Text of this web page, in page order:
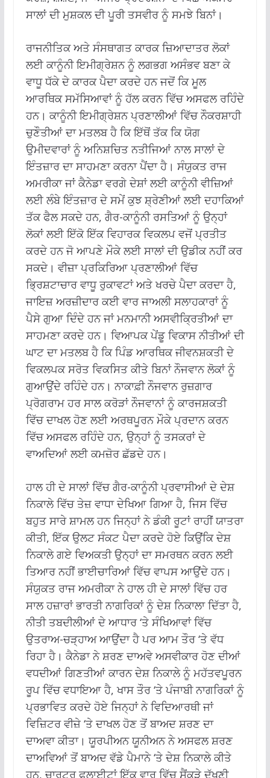
ਸਾਲਾਂ ਦੀ ਮੁਸ਼ਕਲ ਦੀ ਪੂਰੀ ਤਸਵੀਰ ਨੂੰ ਸਮਝੇ ਬਿਨਾਂ।
ਰਾਜਨੀਤਿਕ ਅਤੇ ਸੰਸਥਾਗਤ ਕਾਰਕ ਜ਼ਿਆਦਾਤਰ ਲੋਕਾਂ
ਲਈ ਕਾਨੂੰਨੀ ਇਮੀਗ੍ਰੇਸ਼ਨ ਨੂੰ ਲਗਭਗ ਅਸੰਭਵ ਬਣਾ ਕੇ
ਵਾਧੂ ਧੱਕੇ ਦੇ ਕਾਰਕ ਪੈਦਾ ਕਰਦੇ ਹਨ ਜਦੋਂ ਕਿ ਮੂਲ
ਆਰਥਿਕ ਸਮੱਸਿਆਵਾਂ ਨੂੰ ਹੱਲ ਕਰਨ ਵਿੱਚ ਅਸਫਲ ਰਹਿੰਦੇ
ਹਨ। ਕਾਨੂੰਨੀ ਇਮੀਗ੍ਰੇਸ਼ਨ ਪ੍ਰਣਾਲੀਆਂ ਵਿੱਚ ਨੌਕਰਸ਼ਾਹੀ
ਚੁਣੌਤੀਆਂ ਦਾ ਮਤਲਬ ਹੈ ਕਿ ਇੱਥੋਂ ਤੱਕ ਕਿ ਯੋਗ
ਉਮੀਦਵਾਰਾਂ ਨੂੰ ਅਨਿਸ਼ਚਿਤ ਨਤੀਜਿਆਂ ਨਾਲ ਸਾਲਾਂ ਦੇ
ਇੰਤਜ਼ਾਰ ਦਾ ਸਾਹਮਣਾ ਕਰਨਾ ਪੈਂਦਾ ਹੈ। ਸੰਯੁਕਤ ਰਾਜ
ਅਮਰੀਕਾ ਜਾਂ ਕੈਨੇਡਾ ਵਰਗੇ ਦੇਸ਼ਾਂ ਲਈ ਕਾਨੂੰਨੀ ਵੀਜ਼ਿਆਂ
ਲਈ ਲੰਬੇ ਇੰਤਜ਼ਾਰ ਦੇ ਸਮੇਂ ਕੁਝ ਸ਼੍ਰੇਣੀਆਂ ਲਈ ਦਹਾਕਿਆਂ
ਤੱਕ ਫੈਲ ਸਕਦੇ ਹਨ, ਗੈਰ-ਕਾਨੂੰਨੀ ਰਸਤਿਆਂ ਨੂੰ ਉਨ੍ਹਾਂ
ਲੋਕਾਂ ਲਈ ਇੱਕੋ ਇੱਕ ਵਿਹਾਰਕ ਵਿਕਲਪ ਵਜੋਂ ਪ੍ਰਤੀਤ
ਕਰਦੇ ਹਨ ਜੋ ਆਪਣੇ ਮੌਕੇ ਲਈ ਸਾਲਾਂ ਦੀ ਉਡੀਕ ਨਹੀਂ ਕਰ
ਸਕਦੇ। ਵੀਜ਼ਾ ਪ੍ਰਕਿਰਿਆ ਪ੍ਰਣਾਲੀਆਂ ਵਿੱਚ
ਭ੍ਰਿਸ਼ਟਾਚਾਰ ਵਾਧੂ ਰੁਕਾਵਟਾਂ ਅਤੇ ਖਰਚੇ ਪੈਦਾ ਕਰਦਾ ਹੈ,
ਜਾਇਜ਼ ਅਰਜ਼ੀਦਾਰ ਕਈ ਵਾਰ ਜਾਅਲੀ ਸਲਾਹਕਾਰਾਂ ਨੂੰ
ਪੈਸੇ ਗੁਆ ਦਿੰਦੇ ਹਨ ਜਾਂ ਮਨਮਾਨੀ ਅਸਵੀਕ੍ਰਿਤੀਆਂ ਦਾ
ਸਾਹਮਣਾ ਕਰਦੇ ਹਨ। ਵਿਆਪਕ ਪੇਂਡੂ ਵਿਕਾਸ ਨੀਤੀਆਂ ਦੀ
ਘਾਟ ਦਾ ਮਤਲਬ ਹੈ ਕਿ ਪਿੰਡ ਆਰਥਿਕ ਜੀਵਨਸ਼ਕਤੀ ਦੇ
ਵਿਕਲਪਕ ਸਰੋਤ ਵਿਕਸਿਤ ਕੀਤੇ ਬਿਨਾਂ ਨੌਜਵਾਨ ਲੋਕਾਂ ਨੂੰ
ਗੁਆਉਂਦੇ ਰਹਿੰਦੇ ਹਨ। ਨਾਕਾਫ਼ੀ ਨੌਜਵਾਨ ਰੁਜ਼ਗਾਰ
ਪ੍ਰੋਗਰਾਮ ਹਰ ਸਾਲ ਕਰੋੜਾਂ ਨੌਜਵਾਨਾਂ ਨੂੰ ਕਾਰਜਸ਼ਕਤੀ
ਵਿੱਚ ਦਾਖਲ ਹੋਣ ਲਈ ਅਰਥਪੂਰਨ ਮੌਕੇ ਪ੍ਰਦਾਨ ਕਰਨ
ਵਿੱਚ ਅਸਫਲ ਰਹਿੰਦੇ ਹਨ, ਉਨ੍ਹਾਂ ਨੂੰ ਤਸਕਰਾਂ ਦੇ
ਵਾਅਦਿਆਂ ਲਈ ਕਮਜ਼ੋਰ ਛੱਡਦੇ ਹਨ।
ਹਾਲ ਹੀ ਦੇ ਸਾਲਾਂ ਵਿੱਚ ਗੈਰ-ਕਾਨੂੰਨੀ ਪ੍ਰਵਾਸੀਆਂ ਦੇ ਦੇਸ਼
ਨਿਕਾਲੇ ਵਿੱਚ ਤੇਜ਼ ਵਾਧਾ ਦੇਖਿਆ ਗਿਆ ਹੈ, ਜਿਸ ਵਿੱਚ
ਬਹੁਤ ਸਾਰੇ ਸ਼ਾਮਲ ਹਨ ਜਿਨ੍ਹਾਂ ਨੇ ਡੰਕੀ ਰੂਟਾਂ ਰਾਹੀਂ ਯਾਤਰਾ
ਕੀਤੀ, ਇੱਕ ਉਲਟ ਸੰਕਟ ਪੈਦਾ ਕਰਦੇ ਹੋਏ ਕਿਉਂਕਿ ਦੇਸ਼
ਨਿਕਾਲੇ ਗਏ ਵਿਅਕਤੀ ਉਨ੍ਹਾਂ ਦਾ ਸਮਰਥਨ ਕਰਨ ਲਈ
ਤਿਆਰ ਨਹੀਂ ਭਾਈਚਾਰਿਆਂ ਵਿੱਚ ਵਾਪਸ ਆਉਂਦੇ ਹਨ।
ਸੰਯੁਕਤ ਰਾਜ ਅਮਰੀਕਾ ਨੇ ਹਾਲ ਹੀ ਦੇ ਸਾਲਾਂ ਵਿੱਚ ਹਰ
ਸਾਲ ਹਜ਼ਾਰਾਂ ਭਾਰਤੀ ਨਾਗਰਿਕਾਂ ਨੂੰ ਦੇਸ਼ ਨਿਕਾਲਾ ਦਿੱਤਾ ਹੈ,
ਨੀਤੀ ਤਬਦੀਲੀਆਂ ਦੇ ਆਧਾਰ ‘ਤੇ ਸੰਖਿਆਵਾਂ ਵਿੱਚ
ਉਤਰਾਅ-ਚੜ੍ਹਾਅ ਆਉਂਦਾ ਹੈ ਪਰ ਆਮ ਤੌਰ ‘ਤੇ ਵੱਧ
ਰਿਹਾ ਹੈ। ਕੈਨੇਡਾ ਨੇ ਸ਼ਰਣ ਦਾਅਵੇ ਅਸਵੀਕਾਰ ਹੋਣ ਦੀਆਂ
ਵਧਦੀਆਂ ਗਿਣਤੀਆਂ ਕਾਰਨ ਦੇਸ਼ ਨਿਕਾਲੇ ਨੂੰ ਮਹੱਤਵਪੂਰਨ
ਰੂਪ ਵਿੱਚ ਵਧਾਇਆ ਹੈ, ਖਾਸ ਤੌਰ ‘ਤੇ ਪੰਜਾਬੀ ਨਾਗਰਿਕਾਂ ਨੂੰ
ਪ੍ਰਭਾਵਿਤ ਕਰਦੇ ਹੋਏ ਜਿਨ੍ਹਾਂ ਨੇ ਵਿਦਿਆਰਥੀ ਜਾਂ
ਵਿਜ਼ਿਟਰ ਵੀਜ਼ੇ ‘ਤੇ ਦਾਖਲ ਹੋਣ ਤੋਂ ਬਾਅਦ ਸ਼ਰਣ ਦਾ
ਦਾਅਵਾ ਕੀਤਾ। ਯੂਰਪੀਅਨ ਯੂਨੀਅਨ ਨੇ ਅਸਫਲ ਸ਼ਰਣ
ਦਾਅਵਿਆਂ ਤੋਂ ਬਾਅਦ ਵੱਡੇ ਪੈਮਾਨੇ ‘ਤੇ ਦੇਸ਼ ਨਿਕਾਲੇ ਕੀਤੇ
ਹਨ, ਚਾਰਟਰ ਫਲਾਈਟਾਂ ਇੱਕ ਵਾਰ ਵਿੱਚ ਸੈਂਕੜੇ ਦੱਖਣੀ